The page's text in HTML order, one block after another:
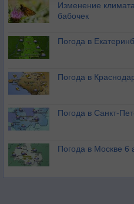
Изменение
бабочек
Погода в
Погода в
Погода в Санкт-
Погода в Москве 6